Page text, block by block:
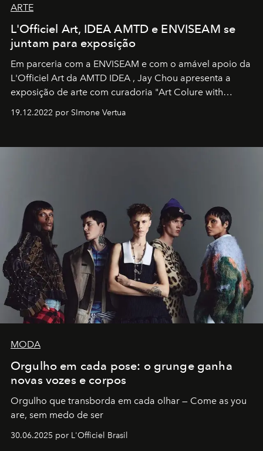
ARTE
L'Officiel Art, IDEA AMTD e ENVISEAM se
juntam para exposição
Em parceria com a ENVISEAM e com o amável apoio da
L'Officiel Art da AMTD IDEA , Jay Chou apresenta a
exposição de arte com curadoria "Art Colure with
19.12.2022 por SImone Vertua
MODA
Orgulho em cada pose: o grunge ganha
novas vozes e corpos
Orgulho que transborda em cada olhar — Come as you
are, sem medo de ser
30.06.2025 por L'Officiel Brasil